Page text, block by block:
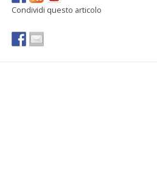
Condividi questo articolo